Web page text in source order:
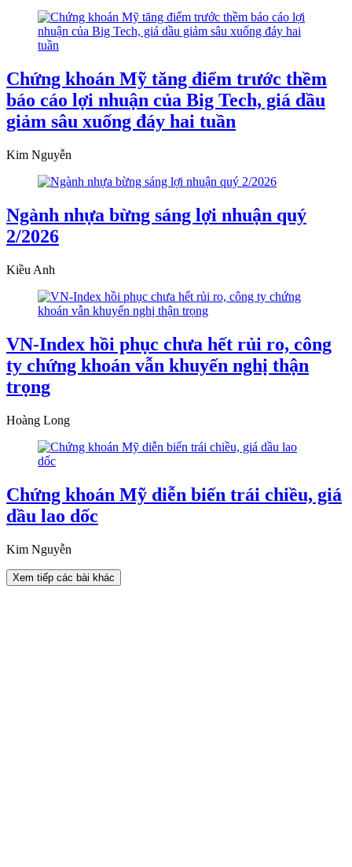
Chứng khoán Mỹ tăng điểm trước thềm
báo cáo lợi nhuận của Big Tech, giá dầu
giảm sâu xuống đáy hai tuần
Kim Nguyễn
Ngành nhựa bừng sáng lợi nhuận quý
2/2026
Kiều Anh
VN-Index hồi phục chưa hết rủi ro, công
ty chứng khoán vẫn khuyến nghị thận
trọng
Hoàng Long
Chứng khoán Mỹ diễn biến trái chiều, giá
dầu lao dốc
Kim Nguyễn
Xem tiếp các bài khác